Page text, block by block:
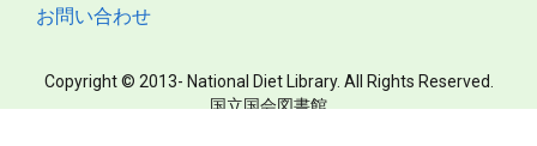
お問い合わせ
Copyright © 2013- National Diet Library. All Rights Reserved.